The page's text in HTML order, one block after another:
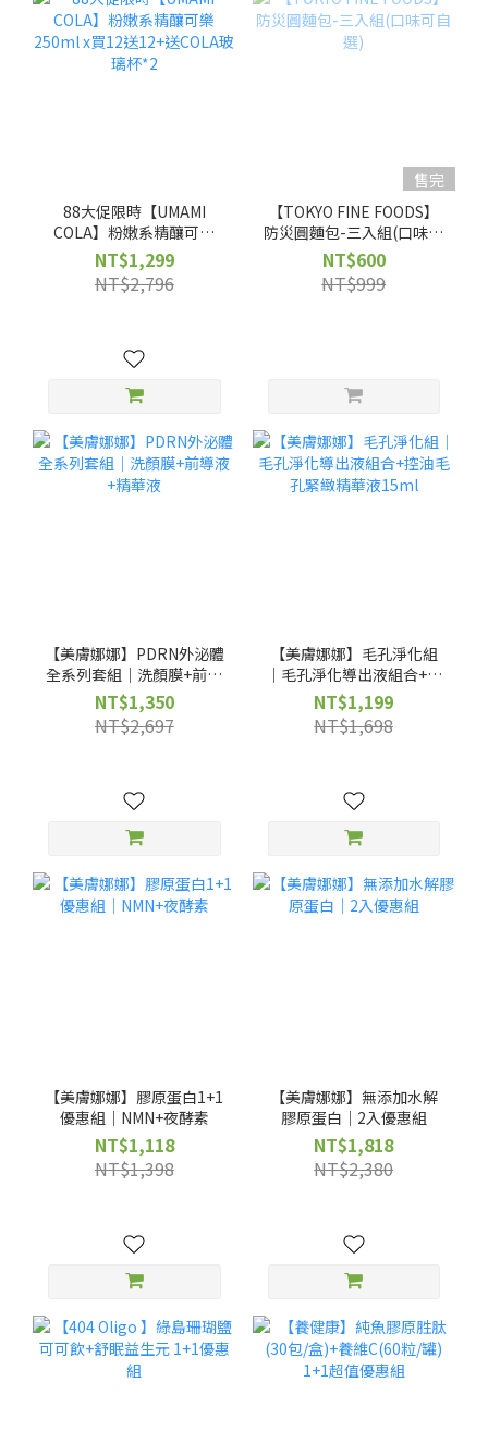
88大促限時【UMAMI
COLA】粉嫩系精釀可樂
250ml x買12送12+送
COLA玻璃杯*2
NT$1,299
NT$2,796
售完
【TOKYO FINE FOODS】
防災圓麵包-三入組(口味可
自選)
NT$600
NT$999
【美膚娜娜】PDRN外泌體
全系列套組｜洗顏膜+前導
液+精華液
NT$1,350
NT$2,697
【美膚娜娜】毛孔淨化組
｜毛孔淨化導出液組合+控
油毛孔緊緻精華液15ml
NT$1,199
NT$1,698
【美膚娜娜】膠原蛋白1+1
優惠組｜NMN+夜酵素
NT$1,118
NT$1,398
【美膚娜娜】無添加水解
膠原蛋白｜2入優惠組
NT$1,818
NT$2,380